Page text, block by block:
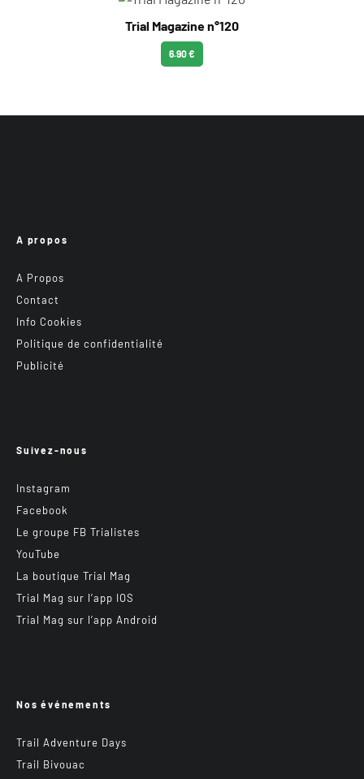
Trial Magazine n°120
6.90 €
A propos
A Propos
Contact
Info Cookies
Politique de confidentialité
Publicité
Suivez-nous
Instagram
Facebook
Le groupe FB Trialistes
YouTube
La boutique Trial Mag
Trial Mag sur l’app IOS
Trial Mag sur l’app Android
Nos événements
Trail Adventure Days
Trail Bivouac